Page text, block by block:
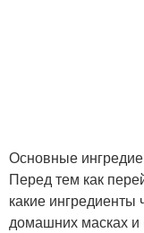
Маска для
Основные
Перед тем как
какие ингредиенты
домашних масках